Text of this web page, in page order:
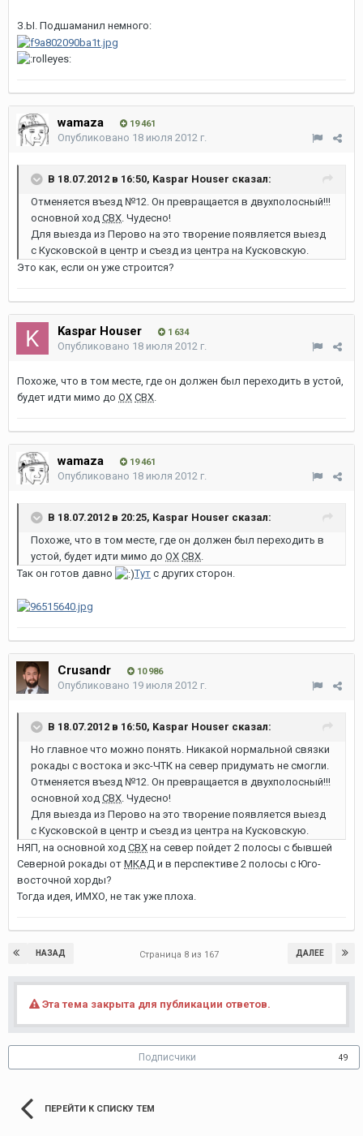
З.Ы. Подшаманил немного:
wamaza 19 461
Опубликовано 18 июля 2012 г.
В 18.07.2012 в 16:50, Kaspar Houser сказал:
Отменяется въезд №12. Он превращается в двухполосный!!!
основной ход СВХ. Чудесно!
Для выезда из Перово на это творение появляется выезд
с Кусковской в центр и съезд из центра на Кусковскую.
Это как, если он уже строится?
Kaspar Houser 1 634
Опубликовано 18 июля 2012 г.
Похоже, что в том месте, где он должен был переходить в устой,
будет идти мимо до ОХ СВХ.
wamaza 19 461
Опубликовано 18 июля 2012 г.
В 18.07.2012 в 20:25, Kaspar Houser сказал:
Похоже, что в том месте, где он должен был переходить в
устой, будет идти мимо до ОХ СВХ.
Так он готов давно
Тут с других сторон.
Crusandr 10 986
Опубликовано 19 июля 2012 г.
В 18.07.2012 в 16:50, Kaspar Houser сказал:
Но главное что можно понять. Никакой нормальной связки
рокады с востока и экс-ЧТК на север придумать не смогли.
Отменяется въезд №12. Он превращается в двухполосный!!!
основной ход СВХ. Чудесно!
Для выезда из Перово на это творение появляется выезд
с Кусковской в центр и съезд из центра на Кусковскую.
НЯП, на основной ход СВХ на север пойдет 2 полосы с бывшей
Северной рокады от МКАД и в перспективе 2 полосы с Юго-
восточной хорды?
Тогда идея, ИМХО, не так уже плоха.
НАЗАД ДАЛЕЕ
Страница 8 из 167
Эта тема закрыта для публикации ответов.
Подписчики 49
ПЕРЕЙТИ К СПИСКУ ТЕМ